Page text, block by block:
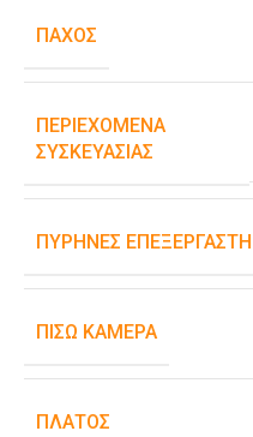
ΠΆΧΟΣ
ΠΕΡΙΕΧΌΜΕΝΑ
ΣΥΣΚΕΥΑΣΊΑΣ
ΠΥΡΉΝΕΣ ΕΠΕΞΕΡΓΑΣΤΉ
ΠΊΣΩ ΚΆΜΕΡΑ
ΠΛΆΤΟΣ